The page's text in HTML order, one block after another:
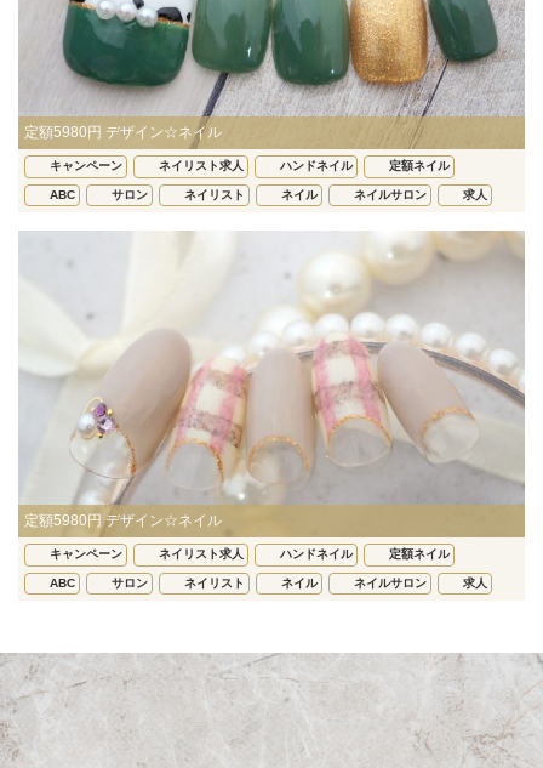
定額5980円 デザイン☆ネイル
キャンペーン ネイリスト求人 ハンドネイル 定額ネイル
ABC サロン ネイリスト ネイル ネイルサロン 求人
定額5980円 デザイン☆ネイル
キャンペーン ネイリスト求人 ハンドネイル 定額ネイル
ABC サロン ネイリスト ネイル ネイルサロン 求人